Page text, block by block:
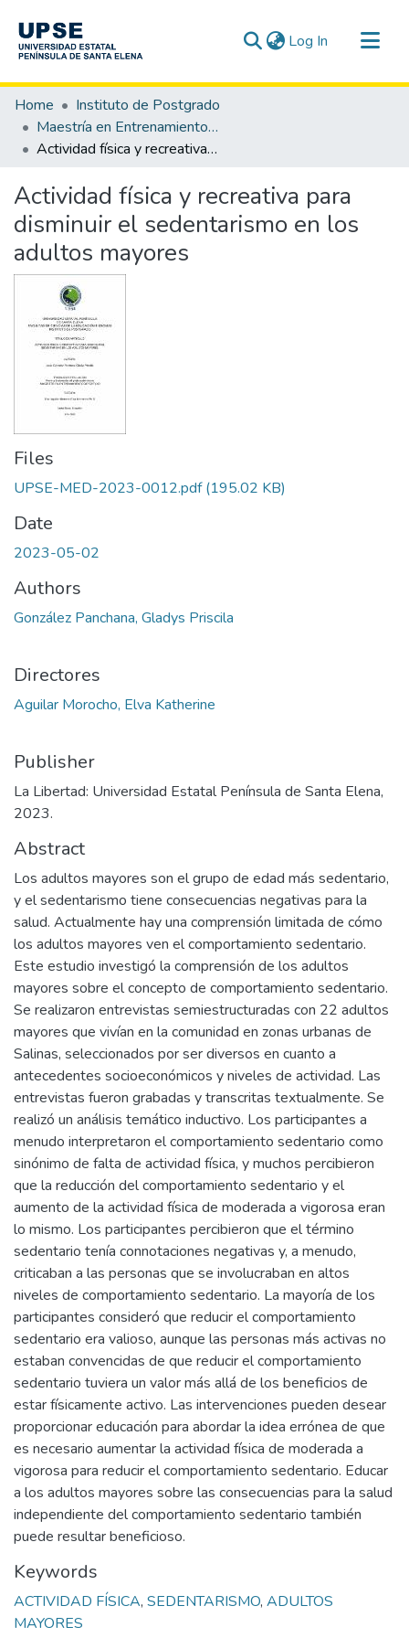
Log In (current)
Communities & Collections
All of DSpace
Statistics
Home
Instituto de Postgrado
Maestría en Entrenamiento Deportivo
Actividad física y recreativa para disminuir el sedentarismo en los adultos mayores
Actividad física y recreativa para
disminuir el sedentarismo en los
adultos mayores
Files
UPSE-MED-2023-0012.pdf(195.02 KB)
Date
2023-05-02
Authors
González Panchana, Gladys Priscila
Directores
Aguilar Morocho, Elva Katherine
Publisher
La Libertad: Universidad Estatal Península de Santa Elena,
2023.
Abstract
Los adultos mayores son el grupo de edad más sedentario,
y el sedentarismo tiene consecuencias negativas para la
salud. Actualmente hay una comprensión limitada de cómo
los adultos mayores ven el comportamiento sedentario.
Este estudio investigó la comprensión de los adultos
mayores sobre el concepto de comportamiento sedentario.
Se realizaron entrevistas semiestructuradas con 22 adultos
mayores que vivían en la comunidad en zonas urbanas de
Salinas, seleccionados por ser diversos en cuanto a
antecedentes socioeconómicos y niveles de actividad. Las
entrevistas fueron grabadas y transcritas textualmente. Se
realizó un análisis temático inductivo. Los participantes a
menudo interpretaron el comportamiento sedentario como
sinónimo de falta de actividad física, y muchos percibieron
que la reducción del comportamiento sedentario y el
aumento de la actividad física de moderada a vigorosa eran
lo mismo. Los participantes percibieron que el término
sedentario tenía connotaciones negativas y, a menudo,
criticaban a las personas que se involucraban en altos
niveles de comportamiento sedentario. La mayoría de los
participantes consideró que reducir el comportamiento
sedentario era valioso, aunque las personas más activas no
estaban convencidas de que reducir el comportamiento
sedentario tuviera un valor más allá de los beneficios de
estar físicamente activo. Las intervenciones pueden desear
proporcionar educación para abordar la idea errónea de que
es necesario aumentar la actividad física de moderada a
vigorosa para reducir el comportamiento sedentario. Educar
a los adultos mayores sobre las consecuencias para la salud
independiente del comportamiento sedentario también
puede resultar beneficioso.
Keywords
ACTIVIDAD FÍSICA, SEDENTARISMO, ADULTOS
MAYORES